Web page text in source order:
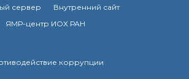
сервер
Внутренний сайт
ЯМР-центр ИОХ РАН
коррупции